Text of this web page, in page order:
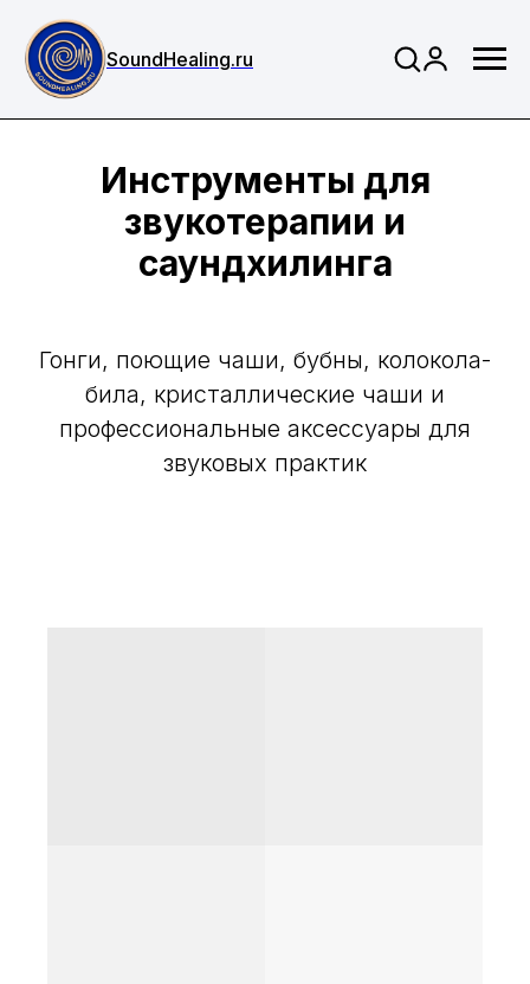
SoundHealing.ru
Инструменты для
звукотерапии и
саундхилинга
Гонги, поющие чаши, бубны, колокола-
била, кристаллические чаши и
профессиональные аксессуары для
звуковых практик